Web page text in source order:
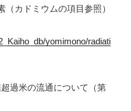
カドミウムの項目参照）
yomimono/radiati
過米の流通について（第